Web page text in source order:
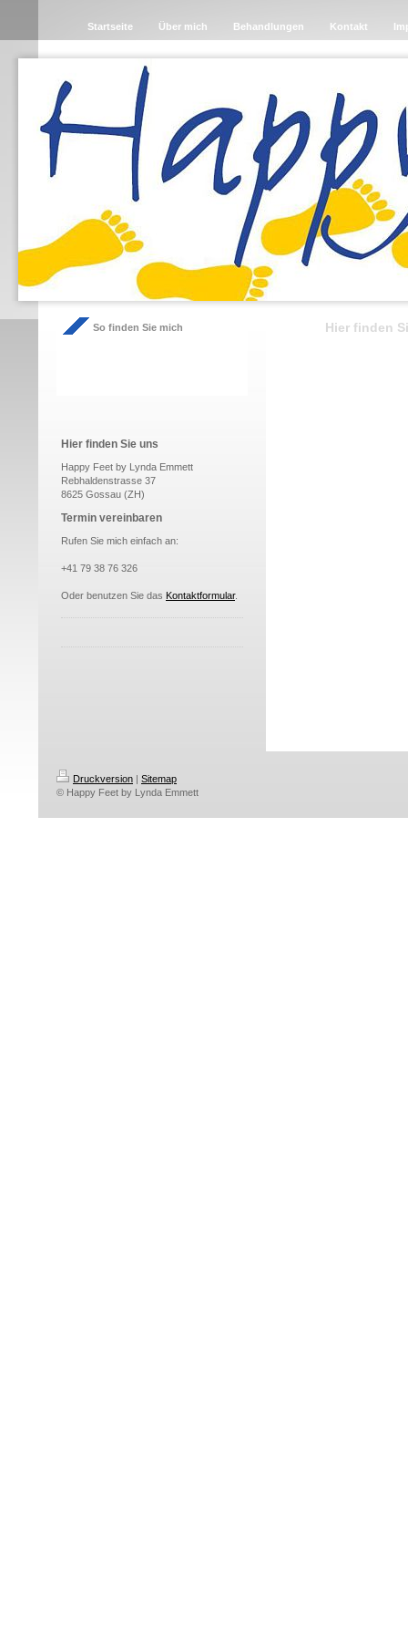
Startseite Über mich Behandlungen Kontakt
So finden Sie mich
Hier finden Sie uns
Happy Feet by Lynda Emmett
Rebhaldenstrasse 37
8625 Gossau (ZH)
Termin vereinbaren
Rufen Sie mich einfach an:
+41 79 38 76 326
Oder benutzen Sie das Kontaktformular.
Hier finden
Druckversion | Sitemap
© Happy Feet by Lynda Emmett